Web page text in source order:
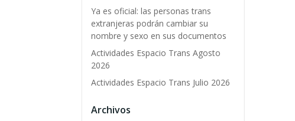
Ya es oficial: las personas trans
extranjeras podrán cambiar su
nombre y sexo en sus documentos
Actividades Espacio Trans Agosto
2026
Actividades Espacio Trans Julio 2026
Archivos